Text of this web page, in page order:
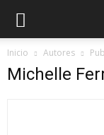
Inicio Autores
Michelle